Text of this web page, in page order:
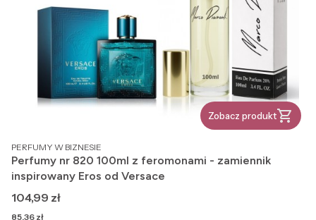
Zobacz produkt
PRODUCENT
PERFUMY W BIZNESIE
Perfumy nr 820 100ml z feromonami - zamiennik
inspirowany Eros od Versace
Cena
104,99 zł
Cena
85,36 zł